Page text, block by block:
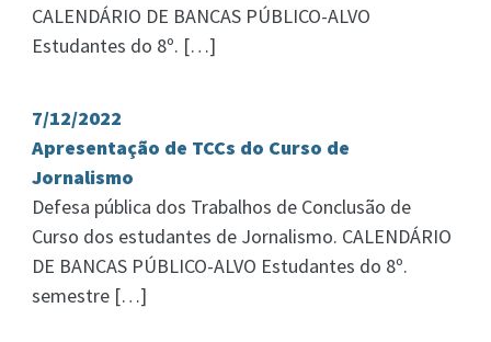
CALENDÁRIO DE BANCAS PÚBLICO-ALVO
Estudantes do 8º. […]
7/12/2022
Apresentação de TCCs do Curso de
Jornalismo
Defesa pública dos Trabalhos de Conclusão de
Curso dos estudantes de Jornalismo. CALENDÁRIO
DE BANCAS PÚBLICO-ALVO Estudantes do 8º.
semestre […]